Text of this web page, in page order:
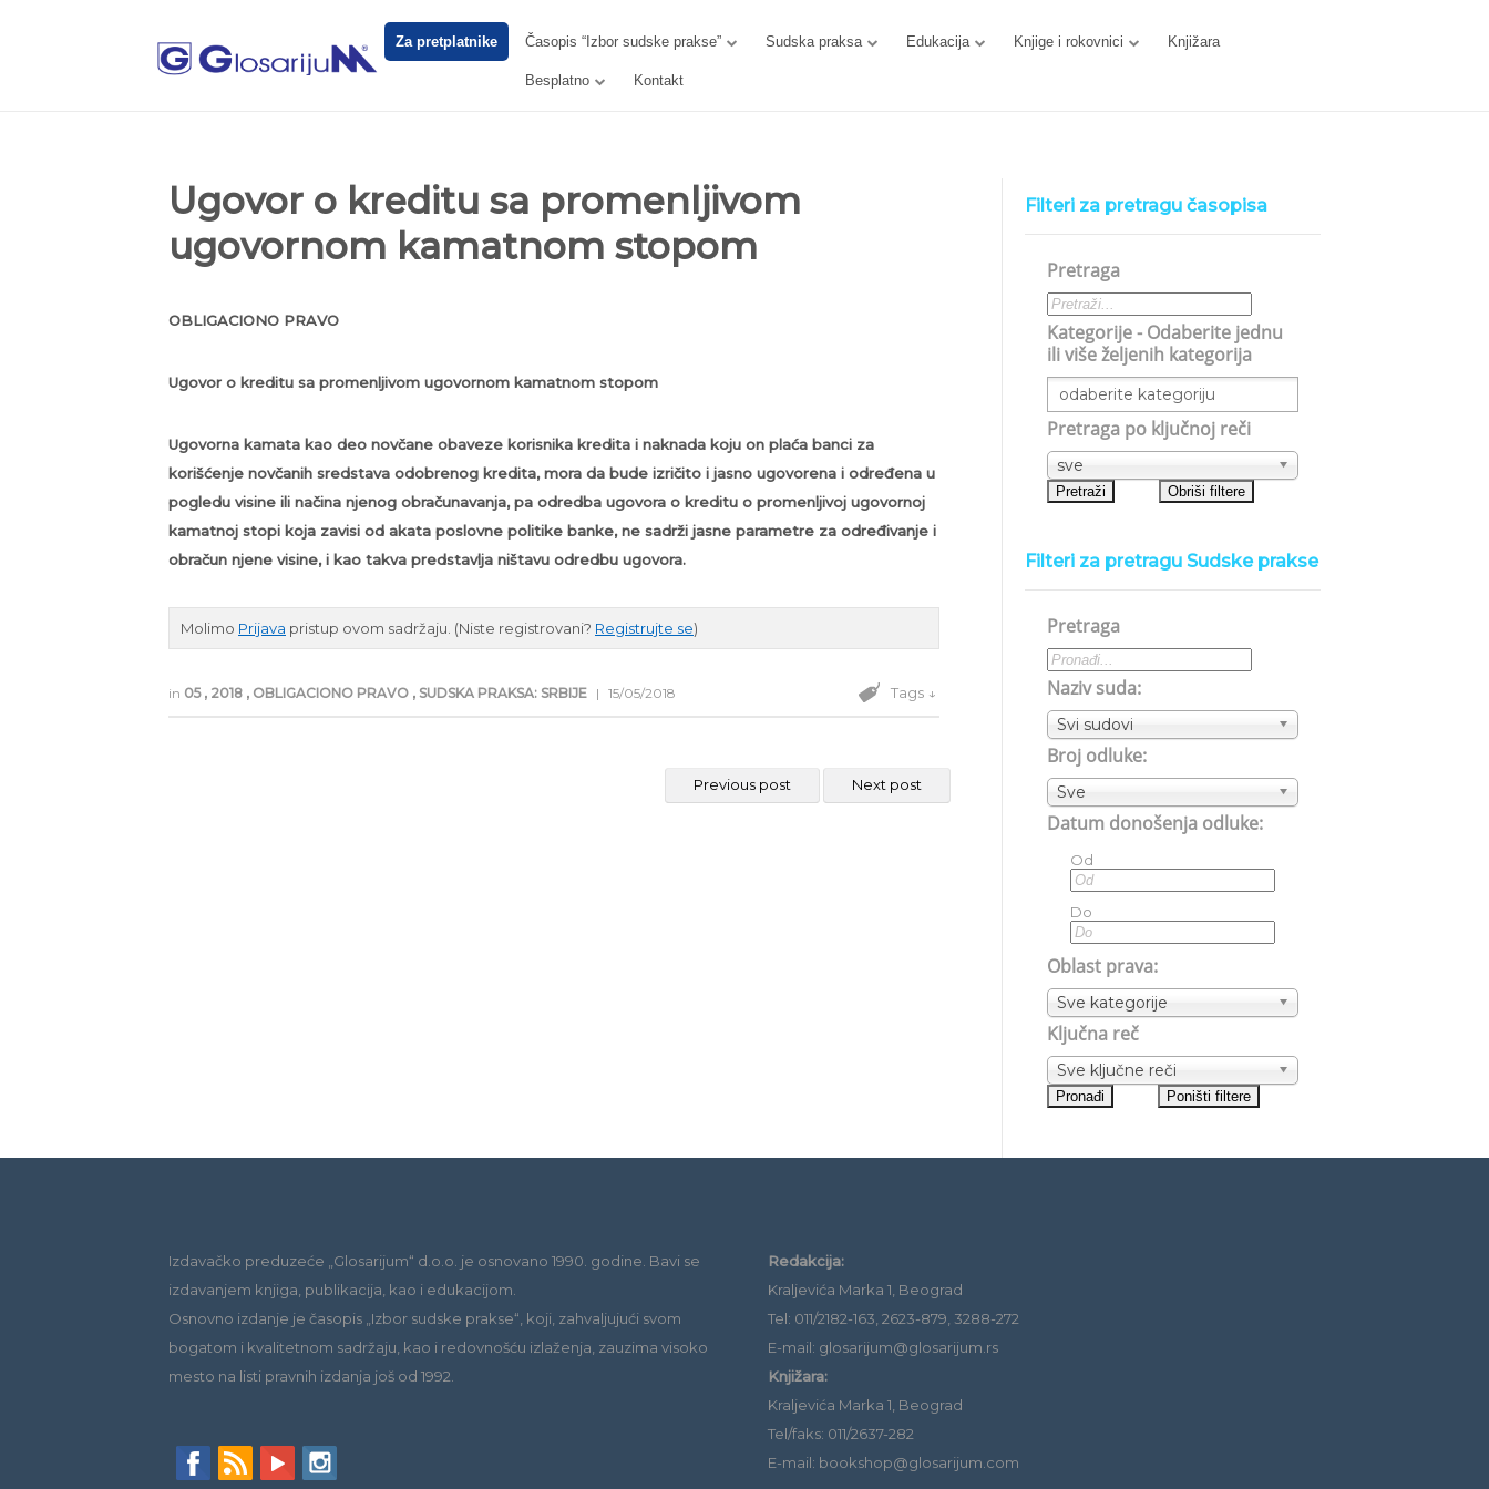
Za pretplatnike Časopis “Izbor sudske prakse” Sudska praksa Edukacija Knjige i rokovnici Knjižara
Besplatno Kontakt
Ugovor o kreditu sa promenljivom
ugovornom kamatnom stopom
OBLIGACIONO PRAVO
Ugovor o kreditu sa promenljivom ugovornom kamatnom stopom
Ugovorna kamata kao deo novčane obaveze korisnika kredita i naknada koju on plaća banci za
korišćenje novčanih sredstava odobrenog kredita, mora da bude izričito i jasno ugovorena i određena u
pogledu visine ili načina njenog obračunavanja, pa odredba ugovora o kreditu o promenljivoj ugovornoj
kamatnoj stopi koja zavisi od akata poslovne politike banke, ne sadrži jasne parametre za određivanje i
obračun njene visine, i kao takva predstavlja ništavu odredbu ugovora.
Molimo Prijava pristup ovom sadržaju. (Niste registrovani? Registrujte se)
in 05 , 2018 , OBLIGACIONO PRAVO , SUDSKA PRAKSA: SRBIJE | 15/05/2018 Tags ↓
Previous post Next post
Filteri za pretragu časopisa
Pretraga
Kategorije - Odaberite jednu
ili više željenih kategorija
Pretraga po ključnoj reči
sve
Filteri za pretragu Sudske prakse
Pretraga
Naziv suda:
Svi sudovi
Broj odluke:
Sve
Datum donošenja odluke:
Od
Do
Oblast prava:
Sve kategorije
Ključna reč
Sve ključne reči
Izdavačko preduzeće „Glosarijum“ d.o.o. je osnovano 1990. godine. Bavi se
izdavanjem knjiga, publikacija, kao i edukacijom.
Osnovno izdanje je časopis „Izbor sudske prakse“, koji, zahvaljujući svom
bogatom i kvalitetnom sadržaju, kao i redovnošću izlaženja, zauzima visoko
mesto na listi pravnih izdanja još od 1992.
Redakcija:
Kraljevića Marka 1, Beograd
Tel: 011/2182-163, 2623-879, 3288-272
E-mail: glosarijum@glosarijum.rs
Knjižara:
Kraljevića Marka 1, Beograd
Tel/faks: 011/2637-282
E-mail: bookshop@glosarijum.com